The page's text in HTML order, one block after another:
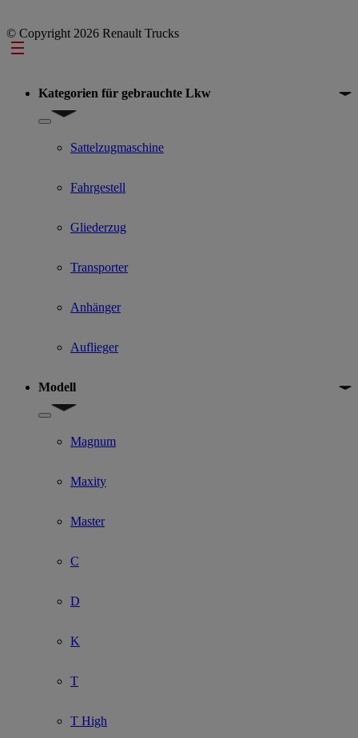
© Copyright 2026 Renault Trucks
Footer
Kategorien für gebrauchte Lkw
Show submenu for Kategorien für gebrauchte Lkw
Sattelzugmaschine
Fahrgestell
Gliederzug
Transporter
Anhänger
Auflieger
Modell
Show submenu for Modell
Magnum
Maxity
Master
C
D
K
T
T High